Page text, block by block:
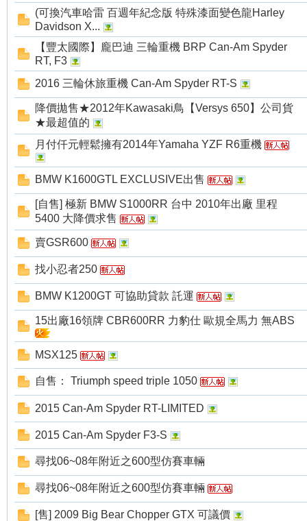
(可換汽車哈雷 百週年紀念版 特殊漆面變色龍Harley
Davidson X...
【豐太國際】龐巴迪 三輪重機 BRP Can-Am Spyder
RT, F3
2016 三輪休旅重機 Can-Am Spyder RT-S
降價拋售★2012年Kawasaki鳥【Versys 650】公司貨
★最超值的
月付仟元輕鬆擁有2014年Yamaha YZF R6重機
BMW K1600GTL EXCLUSIVE出售
[自售] 極新 BMW S1000RR 台中 2010年出廠 里程
5400 大降價求售
賣GSR600
找小忍者250
BMW K1200GT 可協助貸款 託運
15出廠16領牌 CBR600RR 力豹仕 歐規全馬力 無ABS
MSX125
自售： Triumph speed triple 1050
2015 Can-Am Spyder RT-LIMITED
2015 Can-Am Spyder F3-S
尋找06~08年附近之600型仿賽車輛
尋找06~08年附近之600型仿賽車輛
[售] 2009 Big Bear Chopper GTX 可議價